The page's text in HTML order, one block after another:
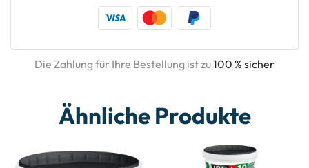
Die Zahlung für Ihre Bestellung ist zu100 % sicher
Ähnliche Produkte